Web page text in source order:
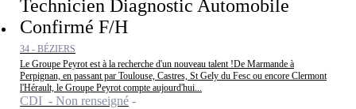
Technicien Diagnostic Automobile
Confirmé F/H
34 - BÉZIERS
Le Groupe Peyrot est à la recherche d'un nouveau talent !De Marmande à
Perpignan, en passant par Toulouse, Castres, St Gely du Fesc ou encore Clermont
l'Hérault, le Groupe Peyrot compte aujourd'hui...
CDI - Non renseigné